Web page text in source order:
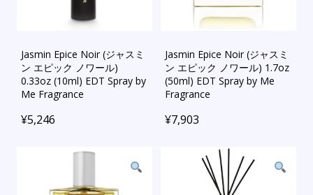
Jasmin Epice Noir (ジャスミ
ン エピック ノワール)
0.33oz (10ml) EDT Spray by
Me Fragrance
¥5,246
Jasmin Epice Noir (ジャスミ
ン エピック ノワール) 1.7oz
(50ml) EDT Spray by Me
Fragrance
¥7,903